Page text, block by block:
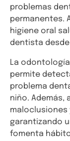
problemas
permanentes.
higiene oral
dentista
La
permite
problema
niño. Además,
maloclusiones
garantizando
fomenta